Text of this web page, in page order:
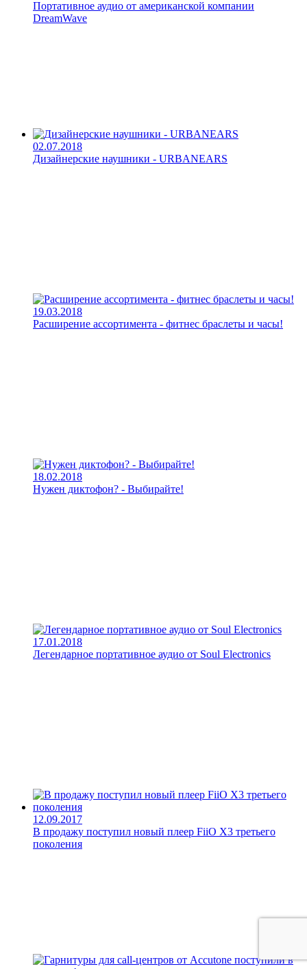
Портативное аудио от американской компании
DreamWave
02.07.2018
Дизайнерские наушники - URBANEARS
19.03.2018
Расширение ассортимента - фитнес браслеты и часы!
18.02.2018
Нужен диктофон? - Выбирайте!
17.01.2018
Легендарное портативное аудио от Soul Electronics
12.09.2017
В продажу поступил новый плеер FiiO X3 третьего
поколения